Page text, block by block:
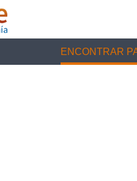
ENCONTRAR